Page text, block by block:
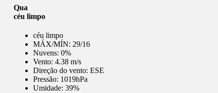
Qua
céu limpo
céu limpo
MÁX/MÍN: 29/16
Nuvens: 0%
Vento: 4.38 m/s
Direção do vento: ESE
Pressão: 1019hPa
Umidade: 39%